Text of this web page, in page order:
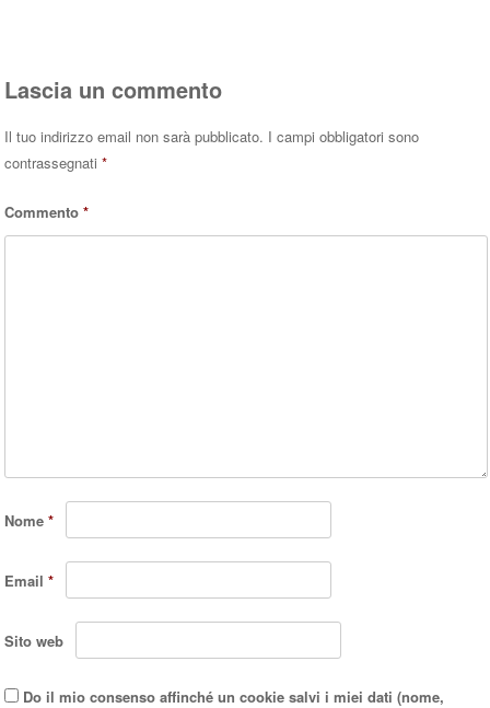
Lascia un commento
Il tuo indirizzo email non sarà pubblicato. I campi obbligatori sono
contrassegnati*
Commento*
Nome*
Email*
Sito web
Do il mio consenso affinché un cookie salvi i miei dati (nome,